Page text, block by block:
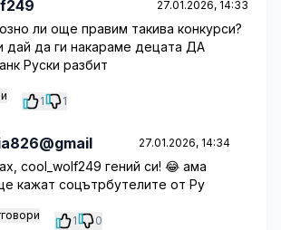
27.01.2026, 14:33
ли още правим такива конкурси?
дай да ги накараме децата ДА
Руски разбит
1 1
27.01.2026, 14:34
cool_wolf249 гений си! 😂 ама
кажат соцътрбутелите от Ру
1 0